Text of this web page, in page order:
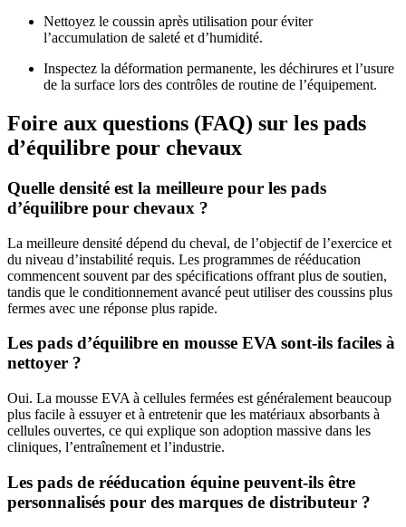
Nettoyez le coussin après utilisation pour éviter
l’accumulation de saleté et d’humidité.
Inspectez la déformation permanente, les déchirures et l’usure
de la surface lors des contrôles de routine de l’équipement.
Foire aux questions (FAQ) sur les pads
d’équilibre pour chevaux
Quelle densité est la meilleure pour les pads
d’équilibre pour chevaux ?
La meilleure densité dépend du cheval, de l’objectif de l’exercice et
du niveau d’instabilité requis. Les programmes de rééducation
commencent souvent par des spécifications offrant plus de soutien,
tandis que le conditionnement avancé peut utiliser des coussins plus
fermes avec une réponse plus rapide.
Les pads d’équilibre en mousse EVA sont-ils faciles à
nettoyer ?
Oui. La mousse EVA à cellules fermées est généralement beaucoup
plus facile à essuyer et à entretenir que les matériaux absorbants à
cellules ouvertes, ce qui explique son adoption massive dans les
cliniques, l’entraînement et l’industrie.
Les pads de rééducation équine peuvent-ils être
personnalisés pour des marques de distributeur ?